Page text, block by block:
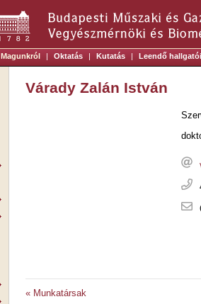
Magunkról | Oktatás | Kutatás | Leendő
Várady Zalán István
« Munkatársak